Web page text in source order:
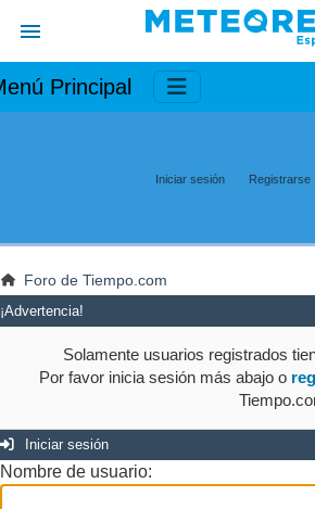
Principal
Iniciar sesión Registrarse
Foro de Tiempo.com
¡Advertencia!
Solamente usuarios registrados
Por favor inicia sesión más abajo o
Iniciar sesión
Nombre de usuario: